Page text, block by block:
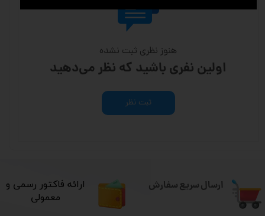
هنوز نظری ثبت نشده
اولین نفری باشید که نظر می‌دهید
ثبت نظر
ارسال سریع سفارش
​ارائه فاکتور رسمی و
معمولی